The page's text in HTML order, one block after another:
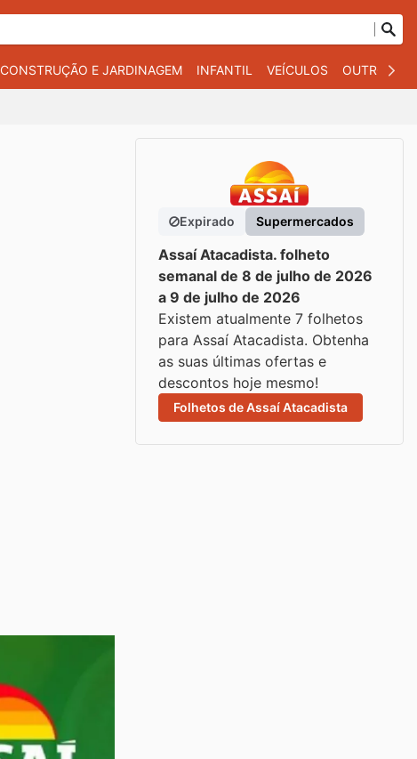
CONSTRUÇÃO E JARDINAGEM INFANTIL VEÍCULOS OUTROS
Expirado Supermercados
Assaí Atacadista. folheto
semanal de 8 de julho de 2026
a 9 de julho de 2026
Existem atualmente 7 folhetos
para Assaí Atacadista. Obtenha
as suas últimas ofertas e
descontos hoje mesmo!
Folhetos de Assaí Atacadista